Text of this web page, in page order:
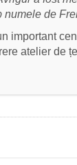
numele de
important
atelier de